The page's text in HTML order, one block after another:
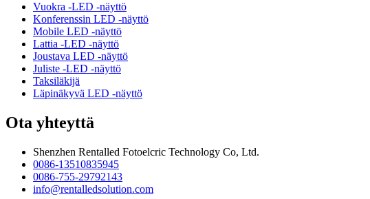
Vuokra -LED -näyttö
Konferenssin LED -näyttö
Mobile LED -näyttö
Lattia -LED -näyttö
Joustava LED -näyttö
Juliste -LED -näyttö
Taksiläkijä
Läpinäkyvä LED -näyttö
Ota yhteyttä
Shenzhen Rentalled Fotoelcric Technology Co, Ltd.
0086-13510835945
0086-755-29792143
info@rentalledsolution.com